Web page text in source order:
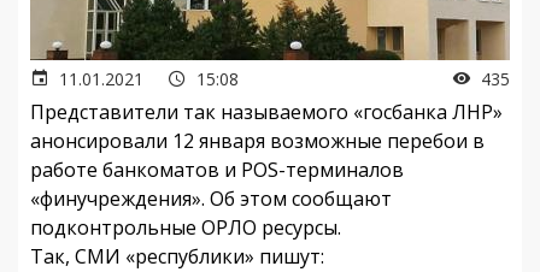
11.01.2021 15:08 435
Представители так называемого «госбанка ЛНР»
анонсировали 12 января возможные перебои в
работе банкоматов и POS-терминалов
«финучреждения». Об этом сообщают
подконтрольные ОРЛО ресурсы.
Так, СМИ «республики» пишут: